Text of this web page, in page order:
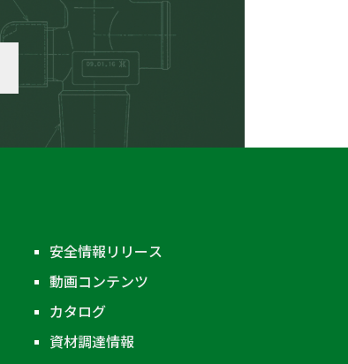
安全情報リリース
動画コンテンツ
カタログ
資材調達情報